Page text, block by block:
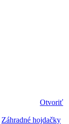
Otvoriť
Záhradné hojdačky